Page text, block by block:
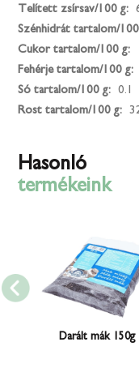
Telített zsírsav/100 g:
Szénhidrát tartalom/
Cukor tartalom/100 g:
Fehérje tartalom/100 g:
Só tartalom/100 g:
0.1
Rost tartalom/100 g:
Hasonló
termékeink
Darált mák 150g